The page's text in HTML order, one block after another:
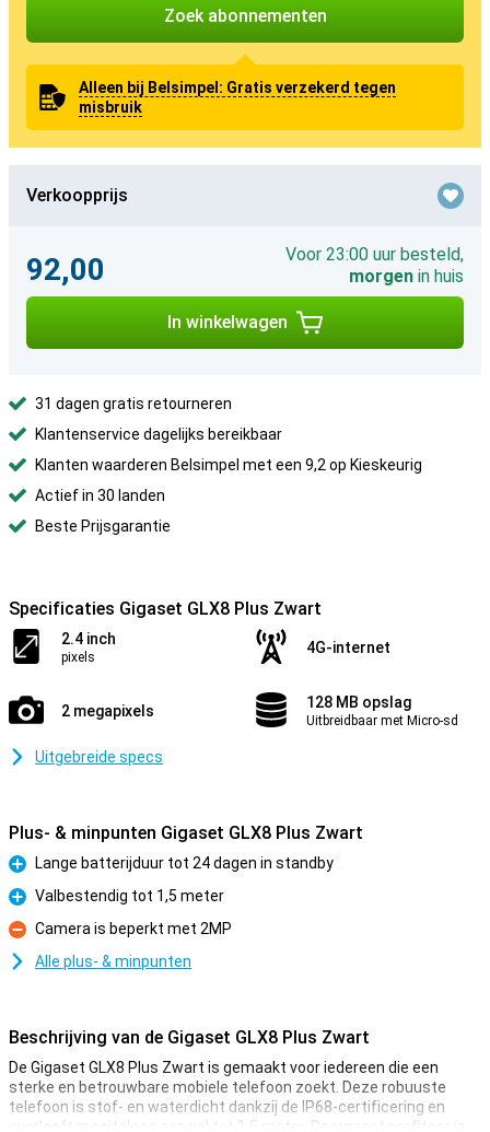
Zoek abonnementen
Alleen bij Belsimpel: Gratis verzekerd tegen
misbruik
Verkoopprijs
92,00
Voor 23:00 uur besteld,
morgen in huis
In winkelwagen
31 dagen gratis retourneren
Klantenservice dagelijks bereikbaar
Klanten waarderen Belsimpel met een 9,2 op Kieskeurig
Actief in 30 landen
Beste Prijsgarantie
Specificaties Gigaset GLX8 Plus Zwart
2.4 inch
pixels
4G-internet
2 megapixels 128 MB opslag
Uitbreidbaar met Micro-sd
Uitgebreide specs
Plus- & minpunten Gigaset GLX8 Plus Zwart
Pluspunt
Lange batterijduur tot 24 dagen in standby
Pluspunt
Valbestendig tot 1,5 meter
Minpunt
Camera is beperkt met 2MP
Alle plus- & minpunten
Beschrijving van de Gigaset GLX8 Plus Zwart
De Gigaset GLX8 Plus Zwart is gemaakt voor iedereen die een
sterke en betrouwbare mobiele telefoon zoekt. Deze robuuste
telefoon is stof- en waterdicht dankzij de IP68-certificering en
overleeft moeiteloos een val tot 1,5 meter. Daarnaast profiteer je